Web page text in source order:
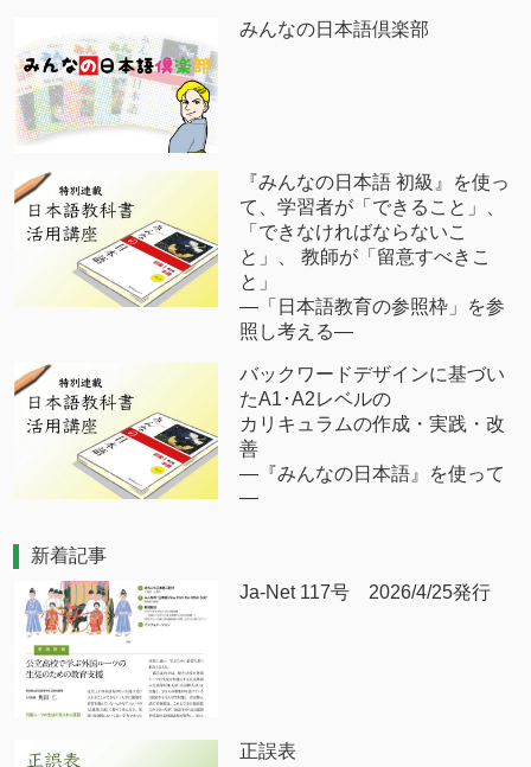
みんなの日本語倶楽部
『みんなの日本語 初級』を使っ
て、学習者が「できること」、
「できなければならないこ
と」、 教師が「留意すべきこ
と」
―「日本語教育の参照枠」を参
照し考える―
バックワードデザインに基づい
たA1･A2レベルの
カリキュラムの作成・実践・改
善
―『みんなの日本語』を使って
―
新着記事
Ja-Net 117号 2026/4/25発行
正誤表